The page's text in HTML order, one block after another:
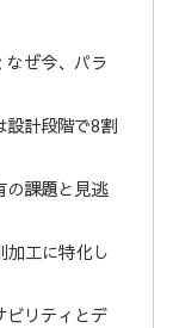
なぜ今、パラ
設計段階で8割
の課題と見逃
加工に特化し
ビリティとデ